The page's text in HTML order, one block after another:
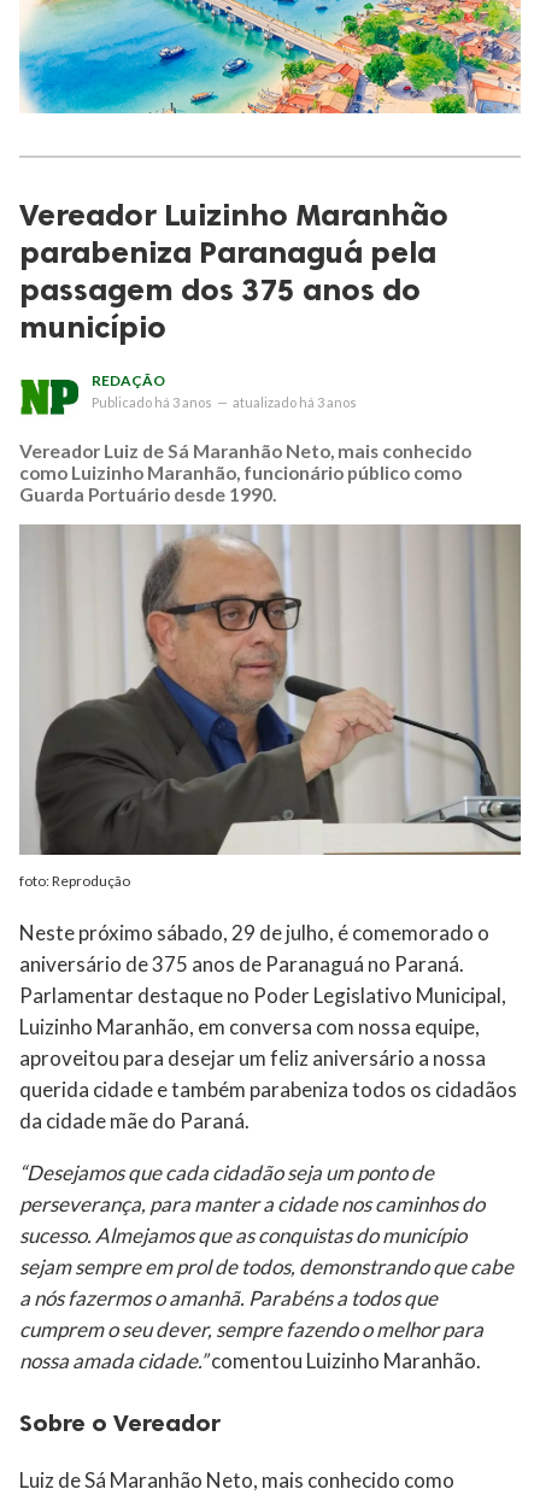
Vereador Luizinho Maranhão
parabeniza Paranaguá pela
passagem dos 375 anos do
município
REDAÇÃO
Publicado há 3 anos — atualizado há 3 anos
Vereador Luiz de Sá Maranhão Neto, mais conhecido
como Luizinho Maranhão, funcionário público como
Guarda Portuário desde 1990.
foto: Reprodução
Neste próximo sábado, 29 de julho, é comemorado o
aniversário de 375 anos de Paranaguá no Paraná.
Parlamentar destaque no Poder Legislativo Municipal,
Luizinho Maranhão, em conversa com nossa equipe,
aproveitou para desejar um feliz aniversário a nossa
querida cidade e também parabeniza todos os cidadãos
da cidade mãe do Paraná.
“Desejamos que cada cidadão seja um ponto de
perseverança, para manter a cidade nos caminhos do
sucesso. Almejamos que as conquistas do município
sejam sempre em prol de todos, demonstrando que cabe
a nós fazermos o amanhã. Parabéns a todos que
cumprem o seu dever, sempre fazendo o melhor para
nossa amada cidade.”comentou Luizinho Maranhão.
Sobre o Vereador
Luiz de Sá Maranhão Neto, mais conhecido como